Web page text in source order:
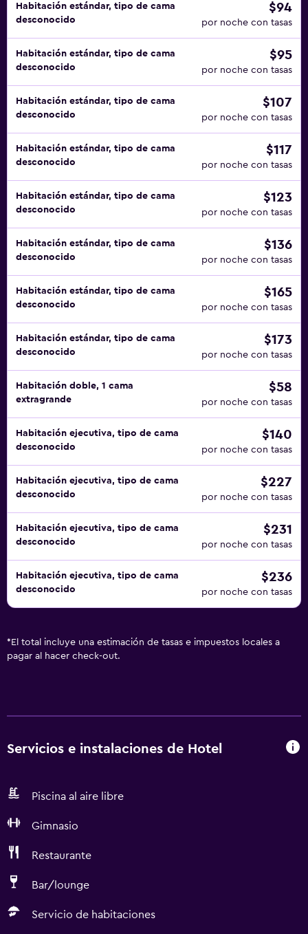
Habitación estándar, tipo de cama
desconocido
$94
por noche con tasas
Habitación estándar, tipo de cama
desconocido
$95
por noche con tasas
Habitación estándar, tipo de cama
desconocido
$107
por noche con tasas
Habitación estándar, tipo de cama
desconocido
$117
por noche con tasas
Habitación estándar, tipo de cama
desconocido
$123
por noche con tasas
Habitación estándar, tipo de cama
desconocido
$136
por noche con tasas
Habitación estándar, tipo de cama
desconocido
$165
por noche con tasas
Habitación estándar, tipo de cama
desconocido
$173
por noche con tasas
Habitación doble, 1 cama
extragrande
$58
por noche con tasas
Habitación ejecutiva, tipo de cama
desconocido
$140
por noche con tasas
Habitación ejecutiva, tipo de cama
desconocido
$227
por noche con tasas
Habitación ejecutiva, tipo de cama
desconocido
$231
por noche con tasas
Habitación ejecutiva, tipo de cama
desconocido
$236
por noche con tasas
* El total incluye una estimación de tasas e impuestos locales a
pagar al hacer check-out.
Servicios e instalaciones de Hotel
Piscina al aire libre
Gimnasio
Restaurante
Bar/lounge
Servicio de habitaciones